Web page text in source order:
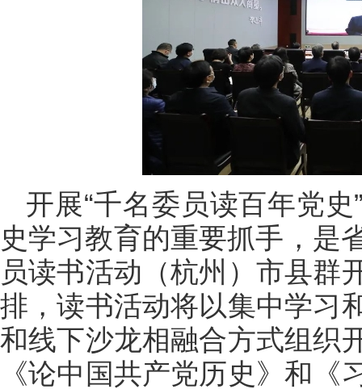
开展“千名委员读百年党
史学习教育的重要抓手，是
员读书活动（杭州）市县群
排，读书活动将以集中学习
和线下沙龙相融合方式组织
《论中国共产党历史》和